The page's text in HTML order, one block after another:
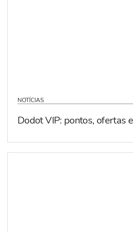
NOTÍCIAS
Dodot VIP: pontos, ofertas